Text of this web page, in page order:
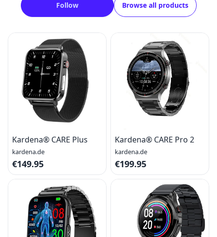
Follow Browse all products
Kardena® CARE Plus
kardena.de
€149.95
Kardena® CARE Pro 2
kardena.de
€199.95